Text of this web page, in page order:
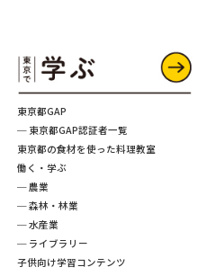
東京都GAP
─ 東京都GAP認証者一覧
東京都の食材を使った料理教室
働く・学ぶ
─ 農業
─ 森林・林業
─ 水産業
─ ライブラリー
子供向け学習コンテンツ